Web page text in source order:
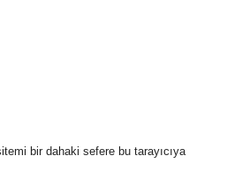
bir dahaki sefere bu tarayıcıya